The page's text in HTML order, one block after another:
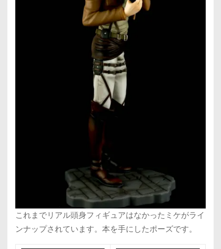
これまでリアル頭身フィギュアはなかったミケがライ
ンナップされています。本を手にしたポーズです。